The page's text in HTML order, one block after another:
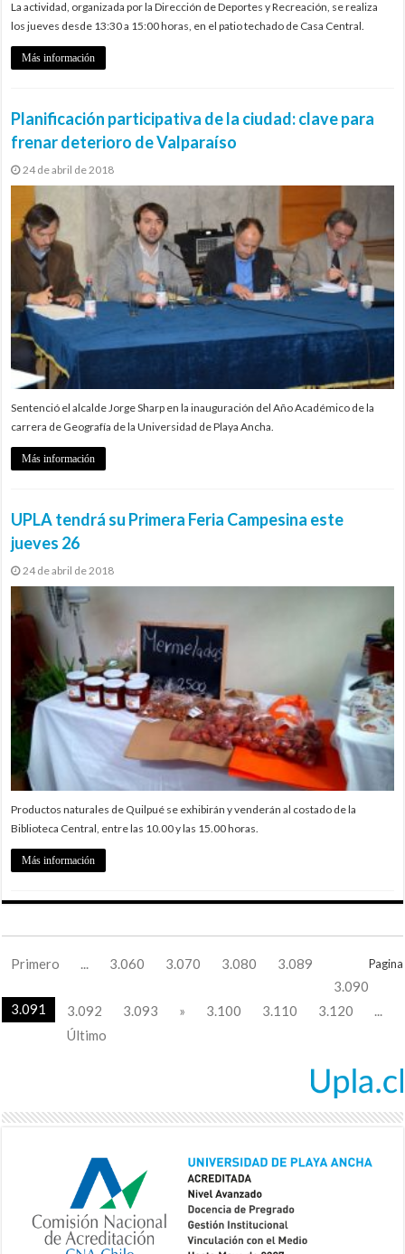
La actividad, organizada por la Dirección de Deportes y Recreación, se realiza
los jueves desde 13:30 a 15:00 horas, en el patio techado de Casa Central.
Más información
Planificación participativa de la ciudad: clave para
frenar deterioro de Valparaíso
24 de abril de 2018
Sentenció el alcalde Jorge Sharp en la inauguración del Año Académico de la
carrera de Geografía de la Universidad de Playa Ancha.
Más información
UPLA tendrá su Primera Feria Campesina este
jueves 26
24 de abril de 2018
Productos naturales de Quilpué se exhibirán y venderán al costado de la
Biblioteca Central, entre las 10.00 y las 15.00 horas.
Más información
Pagina
Primero ... 3.060 3.070 3.080
3.089
3.090
3.091
3.092 3.093 » 3.100 3.110 3.120
...
Último